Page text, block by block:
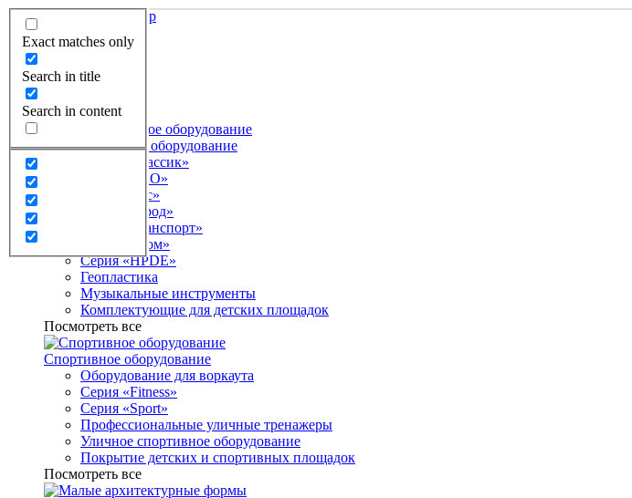
Exact matches only
Search in title
Search in content
Оформить заказ
Каталог
Детское игровое оборудование
Серия «Классик»
Серия «ЭКО»
Серия «Лес»
Серия «Город»
Серия «Транспорт»
Серия «Атом»
Серия «HPDE»
Геопластика
Музыкальные инструменты
Комплектующие для детских площадок
Посмотреть все
Спортивное оборудование
Оборудование для воркаута
Серия «Fitness»
Серия «Sport»
Профессиональные уличные тренажеры
Уличное спортивное оборудование
Покрытие детских и спортивных площадок
Посмотреть все